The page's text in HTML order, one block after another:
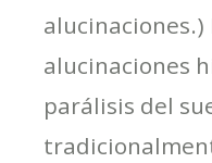
alucinaciones
parálisis del